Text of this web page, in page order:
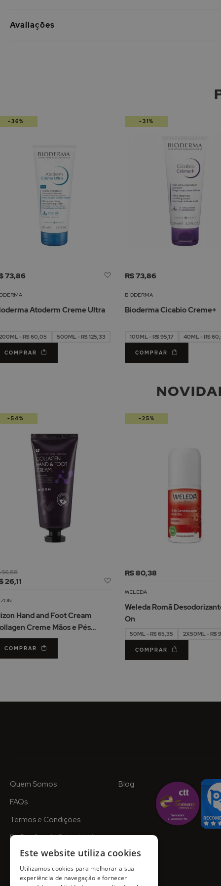
Avaliações
73,86
Adicionar
Lista
Desejos
Atoderm Creme Ultra
- R$ 60,05 500ML - R$ 125,33
COMPRAR
-36%
R$ 73,86
BIODERMA
Bioderma Cicabio Creme+
100ML - R$ 95,17 40ML - R$
COMPRAR
-31%
26,11
56,88
Desejos
Hand and Foot Cream
Creme Mãos e Pés
100ml
COMPRAR
-54%
R$ 80,38
WELEDA
Weleda Romã
On
50ML - R$ 65,35 2X50ML - R$
COMPRAR
-25%
Quem Somos
FAQs
Termos e Condições
Definições de Privacidade
Blog
Este website utiliza cookies
Utilizamos cookies para melhorar a sua
experiência de navegação e fornecer